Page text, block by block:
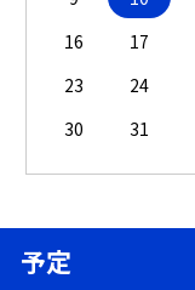
16
17
23
24
30
31
予定